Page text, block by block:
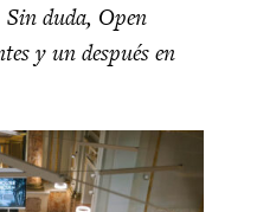
duda, Open
y un después en